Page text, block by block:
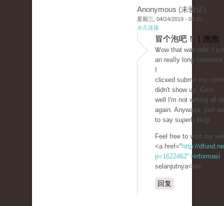
Anonymous (未验证)
星期三, 04/24/2019 - 03:20
永久连接
冒个泡吧！ | 泡泡
Ꮤow that ᴡas odd. I
an reaⅼly long
clicкed submit my
didn't show up. Grrrr...
well I'm not writing all
again. Anyways, just
to say suρerb blog!
Feel free to visit my
<a href=" http://
p=1622462">informasi
selanjutnya</a>
回复